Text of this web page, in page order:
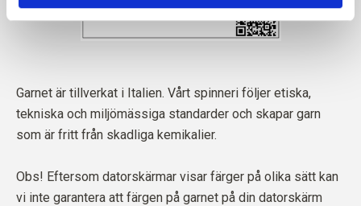
Garnet är tillverkat i Italien. Vårt spinneri följer etiska,
tekniska och miljömässiga standarder och skapar garn
som är fritt från skadliga kemikalier.
Obs! Eftersom datorskärmar visar färger på olika sätt kan
vi inte garantera att färgen på garnet på din datorskärm